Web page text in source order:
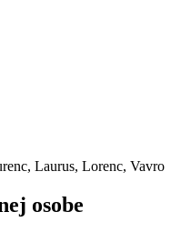
Laurus, Lorenc, Vavro
osobe